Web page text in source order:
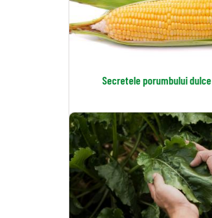
Secretele porumbului dulce